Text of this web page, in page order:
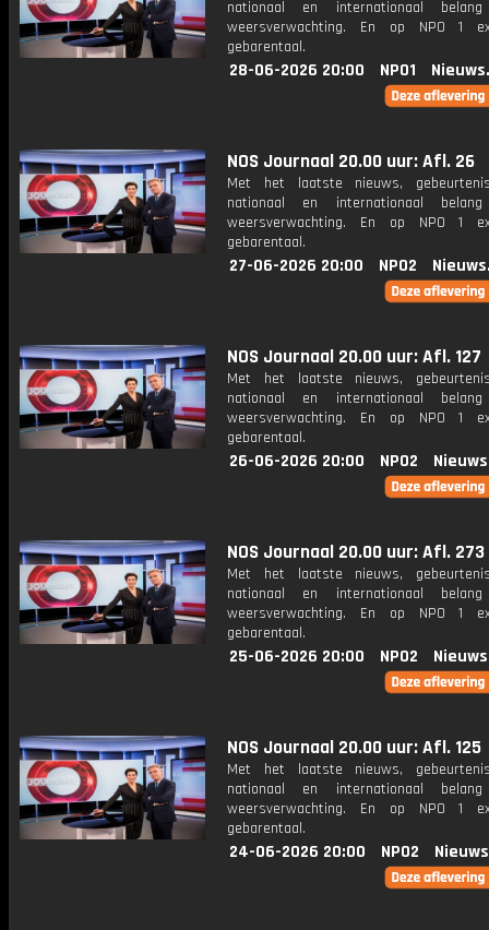
nationaal en internationaal
weersverwachting. En op NPO 1
gebarentaal.
28-06-2026 20:00 NPO1
NOS Journaal 20.00 uur: Afl. 26
Met het laatste nieuws,
nationaal en internationaal
weersverwachting. En op NPO 1
gebarentaal.
27-06-2026 20:00 NPO2
NOS Journaal 20.00 uur: Afl. 127
Met het laatste nieuws,
nationaal en internationaal
weersverwachting. En op NPO 1
gebarentaal.
26-06-2026 20:00 NPO2
NOS Journaal 20.00 uur: Afl. 273
Met het laatste nieuws,
nationaal en internationaal
weersverwachting. En op NPO 1
gebarentaal.
25-06-2026 20:00 NPO2
NOS Journaal 20.00 uur: Afl. 125
Met het laatste nieuws,
nationaal en internationaal
weersverwachting. En op NPO 1
gebarentaal.
24-06-2026 20:00 NPO2